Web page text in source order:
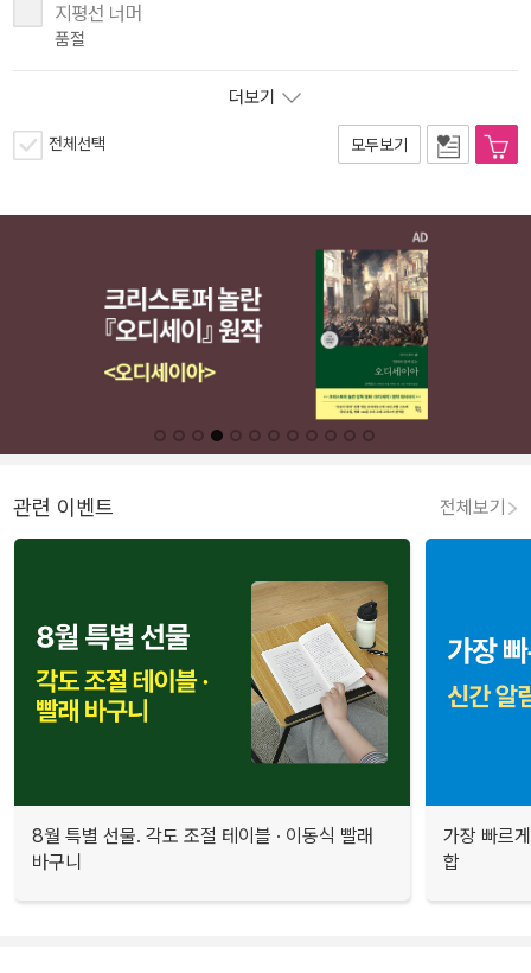
지평선 너머
품절
더보기
전체선택 모두보기
관련 이벤트 전체보기
8월 특별 선물. 각도 조절 테이블 · 이동식 빨래
바구니
가장 빠르
합